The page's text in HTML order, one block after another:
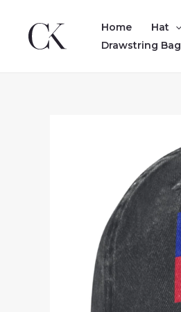
content
Home Hat
Drawstring Bag